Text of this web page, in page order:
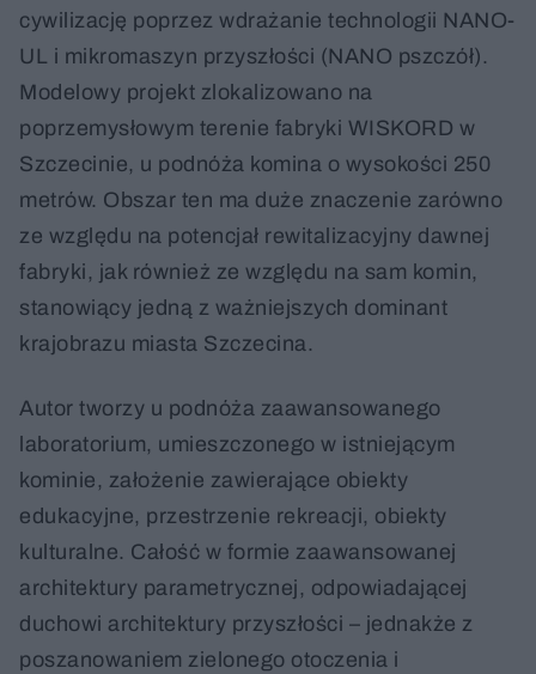
cywilizację poprzez wdrażanie technologii NANO-
UL i mikromaszyn przyszłości (NANO pszczół).
Modelowy projekt zlokalizowano na
poprzemysłowym terenie fabryki WISKORD w
Szczecinie, u podnóża komina o wysokości 250
metrów. Obszar ten ma duże znaczenie zarówno
ze względu na potencjał rewitalizacyjny dawnej
fabryki, jak również ze względu na sam komin,
stanowiący jedną z ważniejszych dominant
krajobrazu miasta Szczecina.
Autor tworzy u podnóża zaawansowanego
laboratorium, umieszczonego w istniejącym
kominie, założenie zawierające obiekty
edukacyjne, przestrzenie rekreacji, obiekty
kulturalne. Całość w formie zaawansowanej
architektury parametrycznej, odpowiadającej
duchowi architektury przyszłości – jednakże z
poszanowaniem zielonego otoczenia i